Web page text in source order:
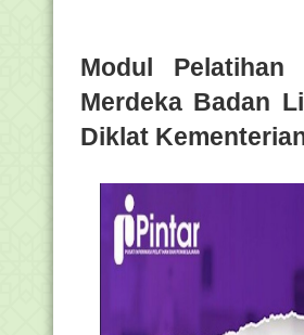
Modul Pelatihan
Merdeka Badan
Diklat